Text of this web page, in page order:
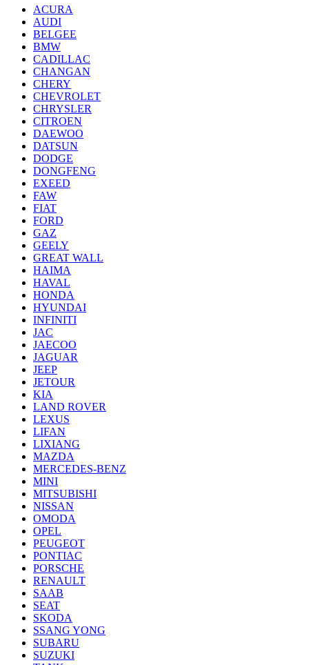
ACURA
AUDI
BELGEE
BMW
CADILLAC
CHANGAN
CHERY
CHEVROLET
CHRYSLER
CITROEN
DAEWOO
DATSUN
DODGE
DONGFENG
EXEED
FAW
FIAT
FORD
GAZ
GEELY
GREAT WALL
HAIMA
HAVAL
HONDA
HYUNDAI
INFINITI
JAC
JAECOO
JAGUAR
JEEP
JETOUR
KIA
LAND ROVER
LEXUS
LIFAN
LIXIANG
MAZDA
MERCEDES-BENZ
MINI
MITSUBISHI
NISSAN
OMODA
OPEL
PEUGEOT
PONTIAC
PORSCHE
RENAULT
SAAB
SEAT
SKODA
SSANG YONG
SUBARU
SUZUKI